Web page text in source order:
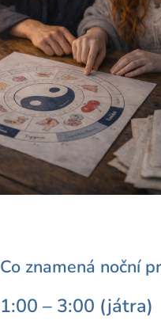
Co znamená noční
1:00 – 3:00 (játra)